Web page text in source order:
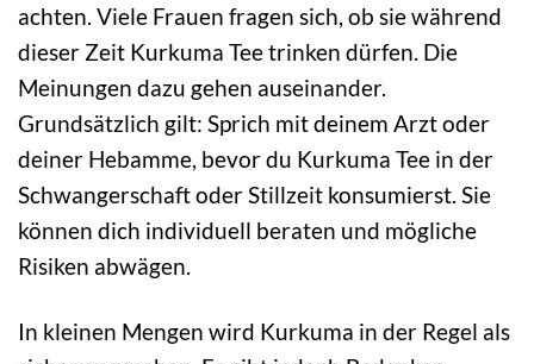
achten. Viele Frauen fragen sich, ob sie während
dieser Zeit Kurkuma Tee trinken dürfen. Die
Meinungen dazu gehen auseinander.
Grundsätzlich gilt: Sprich mit deinem Arzt oder
deiner Hebamme, bevor du Kurkuma Tee in der
Schwangerschaft oder Stillzeit konsumierst. Sie
können dich individuell beraten und mögliche
Risiken abwägen.
In kleinen Mengen wird Kurkuma in der Regel als